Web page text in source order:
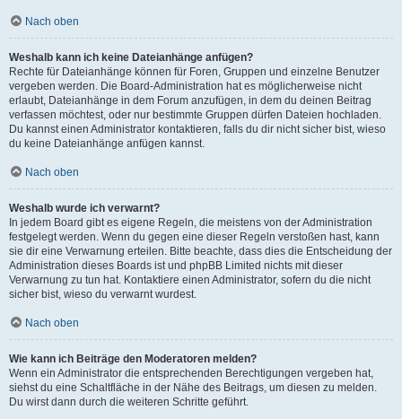
Nach oben
Weshalb kann ich keine Dateianhänge anfügen?
Rechte für Dateianhänge können für Foren, Gruppen und einzelne Benutzer
vergeben werden. Die Board-Administration hat es möglicherweise nicht
erlaubt, Dateianhänge in dem Forum anzufügen, in dem du deinen Beitrag
verfassen möchtest, oder nur bestimmte Gruppen dürfen Dateien hochladen.
Du kannst einen Administrator kontaktieren, falls du dir nicht sicher bist, wieso
du keine Dateianhänge anfügen kannst.
Nach oben
Weshalb wurde ich verwarnt?
In jedem Board gibt es eigene Regeln, die meistens von der Administration
festgelegt werden. Wenn du gegen eine dieser Regeln verstoßen hast, kann
sie dir eine Verwarnung erteilen. Bitte beachte, dass dies die Entscheidung der
Administration dieses Boards ist und phpBB Limited nichts mit dieser
Verwarnung zu tun hat. Kontaktiere einen Administrator, sofern du die nicht
sicher bist, wieso du verwarnt wurdest.
Nach oben
Wie kann ich Beiträge den Moderatoren melden?
Wenn ein Administrator die entsprechenden Berechtigungen vergeben hat,
siehst du eine Schaltfläche in der Nähe des Beitrags, um diesen zu melden.
Du wirst dann durch die weiteren Schritte geführt.